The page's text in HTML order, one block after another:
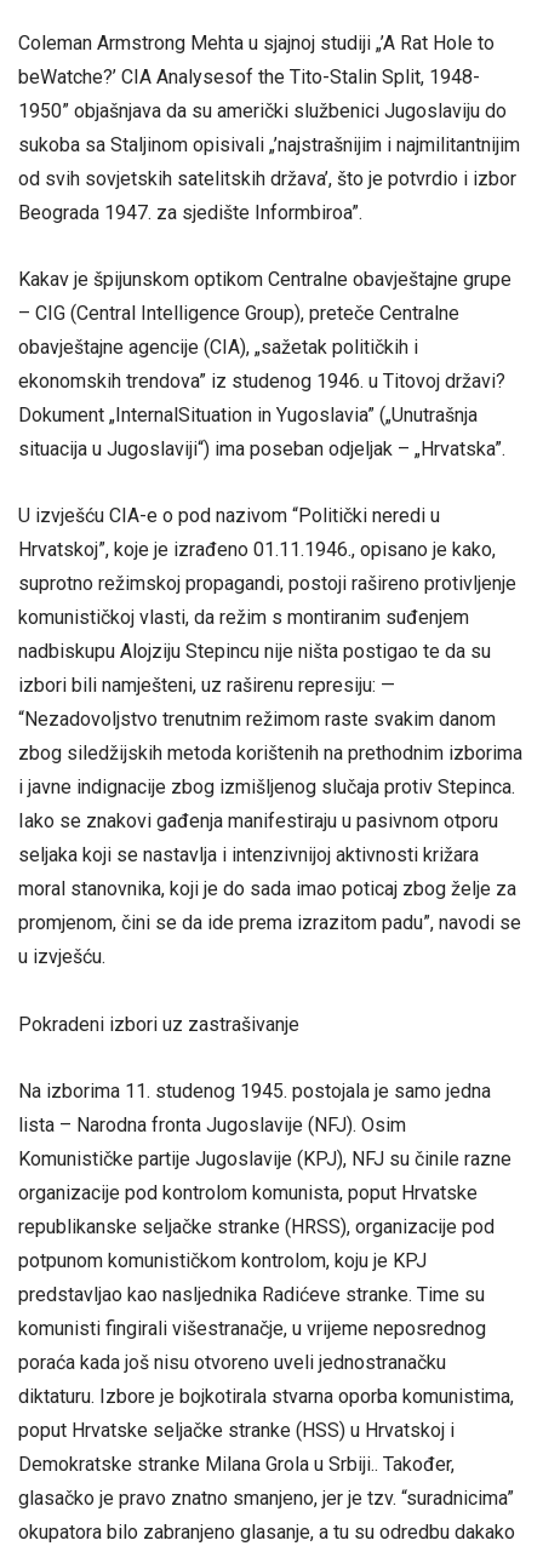
Coleman Armstrong Mehta u sjajnoj studiji „’A Rat Hole to
beWatche?’ CIA Analysesof the Tito-Stalin Split, 1948-
1950” objašnjava da su američki službenici Jugoslaviju do
sukoba sa Staljinom opisivali „’najstrašnijim i najmilitantnijim
od svih sovjetskih satelitskih država’, što je potvrdio i izbor
Beograda 1947. za sjedište Informbiroa”.
Kakav je špijunskom optikom Centralne obavještajne grupe
– CIG (Central Intelligence Group), preteče Centralne
obavještajne agencije (CIA), „sažetak političkih i
ekonomskih trendova” iz studenog 1946. u Titovoj državi?
Dokument „InternalSituation in Yugoslavia” („Unutrašnja
situacija u Jugoslaviji“) ima poseban odjeljak – „Hrvatska”.
U izvješću CIA-e o pod nazivom “Politički neredi u
Hrvatskoj”, koje je izrađeno 01.11.1946., opisano je kako,
suprotno režimskoj propagandi, postoji rašireno protivljenje
komunističkoj vlasti, da režim s montiranim suđenjem
nadbiskupu Alojziju Stepincu nije ništa postigao te da su
izbori bili namješteni, uz raširenu represiju: —
“Nezadovoljstvo trenutnim režimom raste svakim danom
zbog siledžijskih metoda korištenih na prethodnim izborima
i javne indignacije zbog izmišljenog slučaja protiv Stepinca.
Iako se znakovi gađenja manifestiraju u pasivnom otporu
seljaka koji se nastavlja i intenzivnijoj aktivnosti križara
moral stanovnika, koji je do sada imao poticaj zbog želje za
promjenom, čini se da ide prema izrazitom padu”, navodi se
u izvješću.
Pokradeni izbori uz zastrašivanje
Na izborima 11. studenog 1945. postojala je samo jedna
lista – Narodna fronta Jugoslavije (NFJ). Osim
Komunističke partije Jugoslavije (KPJ), NFJ su činile razne
organizacije pod kontrolom komunista, poput Hrvatske
republikanske seljačke stranke (HRSS), organizacije pod
potpunom komunističkom kontrolom, koju je KPJ
predstavljao kao nasljednika Radićeve stranke. Time su
komunisti fingirali višestranačje, u vrijeme neposrednog
poraća kada još nisu otvoreno uveli jednostranačku
diktaturu. Izbore je bojkotirala stvarna oporba komunistima,
poput Hrvatske seljačke stranke (HSS) u Hrvatskoj i
Demokratske stranke Milana Grola u Srbiji.. Također,
glasačko je pravo znatno smanjeno, jer je tzv. “suradnicima”
okupatora bilo zabranjeno glasanje, a tu su odredbu dakako